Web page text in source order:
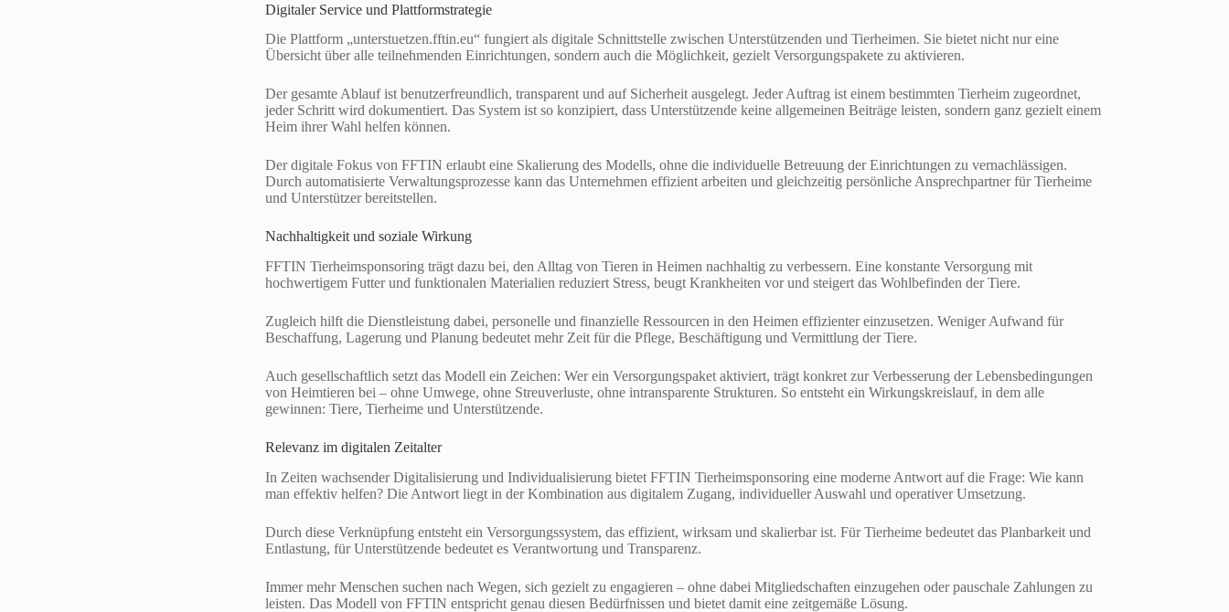
Digitaler Service und Plattformstrategie
Die Plattform „unterstuetzen.fftin.eu“ fungiert als digitale Schnittstelle zwischen Unterstützenden und Tierheimen. Sie bietet nicht nur eine
Übersicht über alle teilnehmenden Einrichtungen, sondern auch die Möglichkeit, gezielt Versorgungspakete zu aktivieren.
Der gesamte Ablauf ist benutzerfreundlich, transparent und auf Sicherheit ausgelegt. Jeder Auftrag ist einem bestimmten Tierheim zugeordnet,
jeder Schritt wird dokumentiert. Das System ist so konzipiert, dass Unterstützende keine allgemeinen Beiträge leisten, sondern ganz gezielt einem
Heim ihrer Wahl helfen können.
Der digitale Fokus von FFTIN erlaubt eine Skalierung des Modells, ohne die individuelle Betreuung der Einrichtungen zu vernachlässigen.
Durch automatisierte Verwaltungsprozesse kann das Unternehmen effizient arbeiten und gleichzeitig persönliche Ansprechpartner für Tierheime
und Unterstützer bereitstellen.
Nachhaltigkeit und soziale Wirkung
FFTIN Tierheimsponsoring trägt dazu bei, den Alltag von Tieren in Heimen nachhaltig zu verbessern. Eine konstante Versorgung mit
hochwertigem Futter und funktionalen Materialien reduziert Stress, beugt Krankheiten vor und steigert das Wohlbefinden der Tiere.
Zugleich hilft die Dienstleistung dabei, personelle und finanzielle Ressourcen in den Heimen effizienter einzusetzen. Weniger Aufwand für
Beschaffung, Lagerung und Planung bedeutet mehr Zeit für die Pflege, Beschäftigung und Vermittlung der Tiere.
Auch gesellschaftlich setzt das Modell ein Zeichen: Wer ein Versorgungspaket aktiviert, trägt konkret zur Verbesserung der Lebensbedingungen
von Heimtieren bei – ohne Umwege, ohne Streuverluste, ohne intransparente Strukturen. So entsteht ein Wirkungskreislauf, in dem alle
gewinnen: Tiere, Tierheime und Unterstützende.
Relevanz im digitalen Zeitalter
In Zeiten wachsender Digitalisierung und Individualisierung bietet FFTIN Tierheimsponsoring eine moderne Antwort auf die Frage: Wie kann
man effektiv helfen? Die Antwort liegt in der Kombination aus digitalem Zugang, individueller Auswahl und operativer Umsetzung.
Durch diese Verknüpfung entsteht ein Versorgungssystem, das effizient, wirksam und skalierbar ist. Für Tierheime bedeutet das Planbarkeit und
Entlastung, für Unterstützende bedeutet es Verantwortung und Transparenz.
Immer mehr Menschen suchen nach Wegen, sich gezielt zu engagieren – ohne dabei Mitgliedschaften einzugehen oder pauschale Zahlungen zu
leisten. Das Modell von FFTIN entspricht genau diesen Bedürfnissen und bietet damit eine zeitgemäße Lösung.